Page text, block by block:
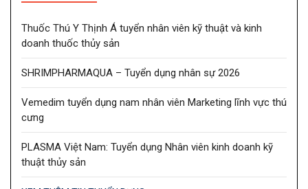
Thuốc Thú Y Thịnh Á tuyển nhân viên kỹ thuật và kinh
doanh thuốc thủy sản
SHRIMPHARMAQUA – Tuyển dụng nhân sự 2026
Vemedim tuyển dụng nam nhân viên Marketing lĩnh vực thú
cưng
PLASMA Việt Nam: Tuyển dụng Nhân viên kinh doanh kỹ
thuật thủy sản